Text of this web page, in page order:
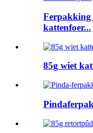
Ferpakking
kattenfoer...
85g wiet